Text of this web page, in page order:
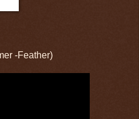
-Feather)